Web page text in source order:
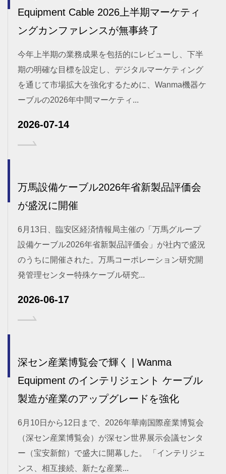
Equipment Cable 2026上半期マーケティ
ングカンファレンスが無事終了
今年上半期の業務成果を包括的にレビューし、下半
期の明確な目標を設定し、デジタルマーケティング
を通じて市場拡大を強化するために、Wanma機器ケ
ーブルの2026年中間マーケティ...
2026-07-14
万馬設備ケーブル2026年省新製品評価会
が盛況に開催
6月13日、臨安区経済情報局主催の「万馬グループ
設備ケーブル2026年省新製品評価会」が社内で盛況
のうちに開催された。万馬コーポレーション研究開
発管理センター特殊ケーブル研究...
2026-06-17
深セン産業博覧会で輝く | Wanma
Equipment のインテリジェント ケーブル
製造が産業のアップグレードを強化
6月10日から12日まで、2026年華南国際産業博覧会
（深セン産業博覧会）が深セン世界展示会議センタ
ー（宝安新館）で盛大に開幕した。 「インテリジェ
ンス、相互接続、新たな産業...